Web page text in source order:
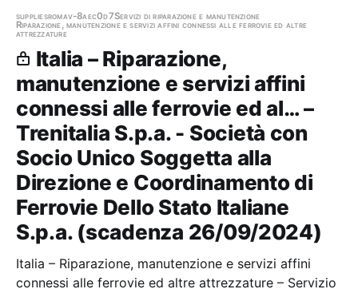
suppliesromav-8aec0d7Servizi di riparazione e manutenzione
Riparazione, manutenzione e servizi affini connessi alle ferrovie ed altre
attrezzature
Italia – Riparazione,
manutenzione e servizi affini
connessi alle ferrovie ed al… –
Trenitalia S.p.a. - Società con
Socio Unico Soggetta alla
Direzione e Coordinamento di
Ferrovie Dello Stato Italiane
S.p.a. (scadenza 26/09/2024)
Italia – Riparazione, manutenzione e servizi affini
connessi alle ferrovie ed altre attrezzature – Servizio